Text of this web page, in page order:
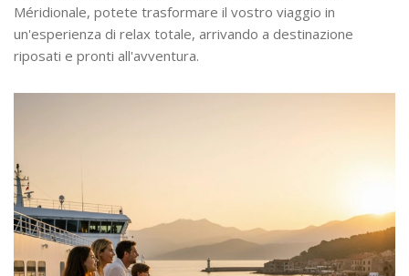
Méridionale, potete trasformare il vostro viaggio in
un'esperienza di relax totale, arrivando a destinazione
riposati e pronti all'avventura.